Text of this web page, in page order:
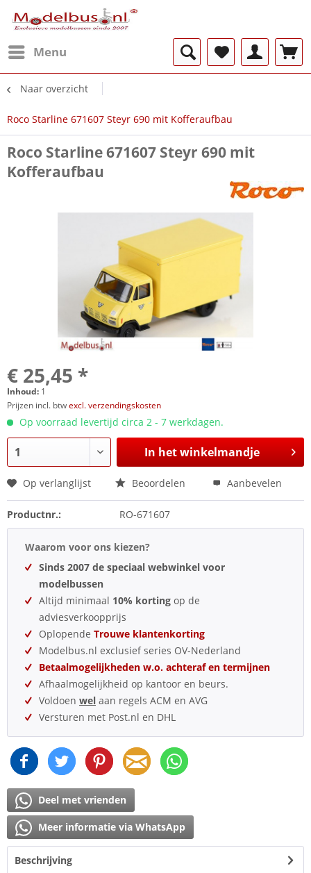
Menu
Naar overzicht
Roco Starline 671607 Steyr 690 mit Kofferaufbau
Roco Starline 671607 Steyr 690 mit
Kofferaufbau
€ 25,45 *
Inhoud: 1
Prijzen incl. btwexcl. verzendingskosten
Op voorraad levertijd circa 2 - 7 werkdagen.
In het winkelmandje
Op verlanglijst Beoordelen Aanbevelen
Productnr.: RO-671607
Waarom voor ons kiezen?
Sinds 2007 de speciaal webwinkel voor
modelbussen
Altijd minimaal 10% korting op de
adviesverkoopprijs
Oplopende Trouwe klantenkorting
Modelbus.nl exclusief series OV-Nederland
Betaalmogelijkheden w.o. achteraf en termijnen
Afhaalmogelijkheid op kantoor en beurs.
Voldoen wel aan regels ACM en AVG
Versturen met Post.nl en DHL
Deel met vrienden
Meer informatie via WhatsApp
Beschrijving